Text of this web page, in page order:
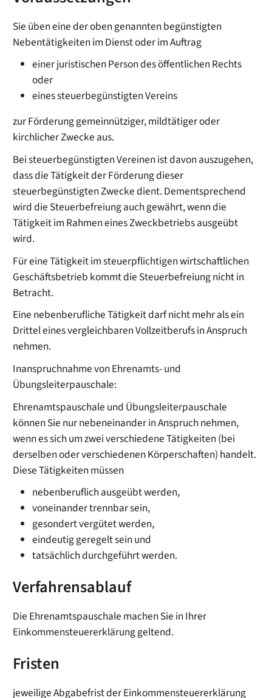
Sie üben eine der oben genannten begünstigten
Nebentätigkeiten im Dienst oder im Auftrag
einer juristischen Person des öffentlichen Rechts
oder
eines steuerbegünstigten Vereins
zur Förderung gemeinnütziger, mildtätiger oder
kirchlicher Zwecke aus.
Bei steuerbegünstigten Vereinen ist davon auszugehen,
dass die Tätigkeit der Förderung dieser
steuerbegünstigten Zwecke dient. Dementsprechend
wird die Steuerbefreiung auch gewährt, wenn die
Tätigkeit im Rahmen eines Zweckbetriebs ausgeübt
wird.
Für eine Tätigkeit im steuerpflichtigen wirtschaftlichen
Geschäftsbetrieb kommt die Steuerbefreiung nicht in
Betracht.
Eine nebenberufliche Tätigkeit darf nicht mehr als ein
Drittel eines vergleichbaren Vollzeitberufs in Anspruch
nehmen.
Inanspruchnahme von Ehrenamts- und
Übungsleiterpauschale:
Ehrenamtspauschale und Übungsleiterpauschale
können Sie nur nebeneinander in Anspruch nehmen,
wenn es sich um zwei verschiedene Tätigkeiten (bei
derselben oder verschiedenen Körperschaften) handelt.
Diese Tätigkeiten müssen
nebenberuflich ausgeübt werden,
voneinander trennbar sein,
gesondert vergütet werden,
eindeutig geregelt sein und
tatsächlich durchgeführt werden.
Verfahrensablauf
Die Ehrenamtspauschale machen Sie in Ihrer
Einkommensteuererklärung geltend.
Fristen
jeweilige Abgabefrist der Einkommensteuererklärung